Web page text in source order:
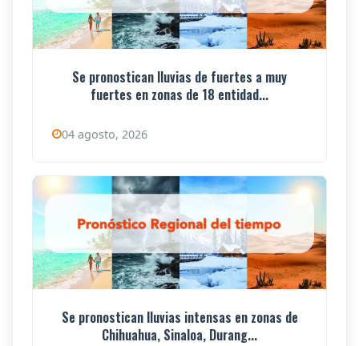
Se pronostican lluvias de fuertes a muy
fuertes en zonas de 18 entidad...
04 agosto, 2026
Se pronostican lluvias intensas en zonas de
Chihuahua, Sinaloa, Durang...